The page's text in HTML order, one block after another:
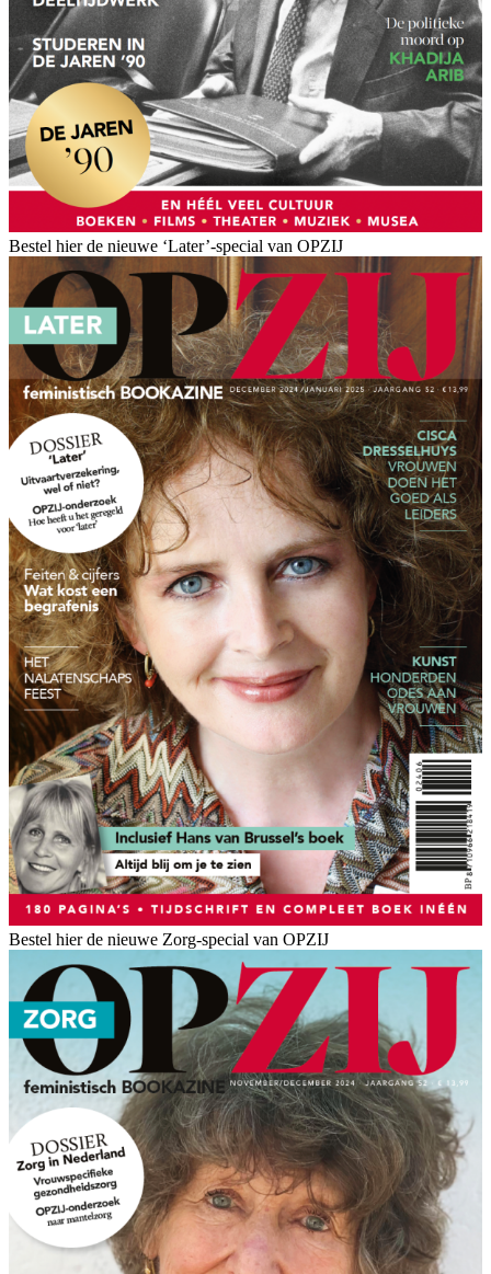
Bestel hier de nieuwe ‘Later’-special van OPZIJ
Bestel hier de nieuwe Zorg-special van OPZIJ